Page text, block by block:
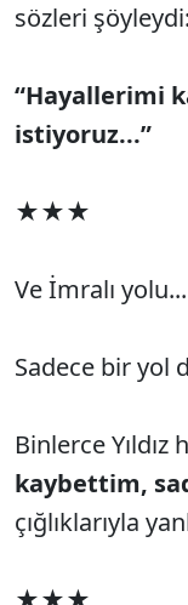
sözleri şöyleydi:
“Hayallerimi
istiyoruz...”
★★★
Ve İmralı yolu...
Sadece bir yol
Binlerce Yıldız
kaybettim,
çığlıklarıyla